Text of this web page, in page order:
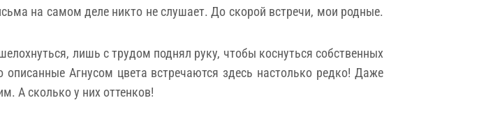
на самом деле никто не слушает. До скорой встречи, мои родные.
лишь с трудом поднял руку, чтобы коснуться собственных
Агнусом цвета встречаются здесь настолько редко! Даже
А сколько у них оттенков!